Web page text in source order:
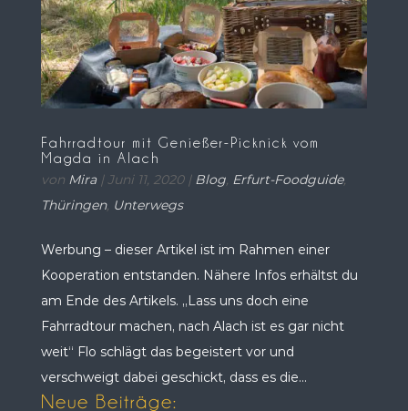
Fahrradtour mit Genießer-Picknick vom
Magda in Alach
von Mira| Juni 11, 2020| Blog, Erfurt-Foodguide,
Thüringen, Unterwegs
Werbung – dieser Artikel ist im Rahmen einer
Kooperation entstanden. Nähere Infos erhältst du
am Ende des Artikels. „Lass uns doch eine
Fahrradtour machen, nach Alach ist es gar nicht
weit“ Flo schlägt das begeistert vor und
verschweigt dabei geschickt, dass es die...
Neue Beiträge: